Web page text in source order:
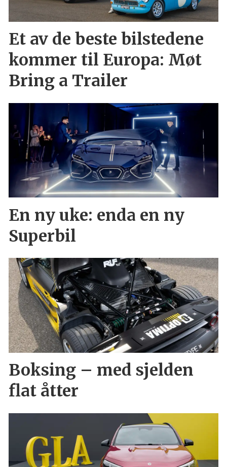
Et av de beste bilstedene
kommer til Europa: Møt
Bring a Trailer
En ny uke: enda en ny
Superbil
Boksing – med sjelden
flat åtter